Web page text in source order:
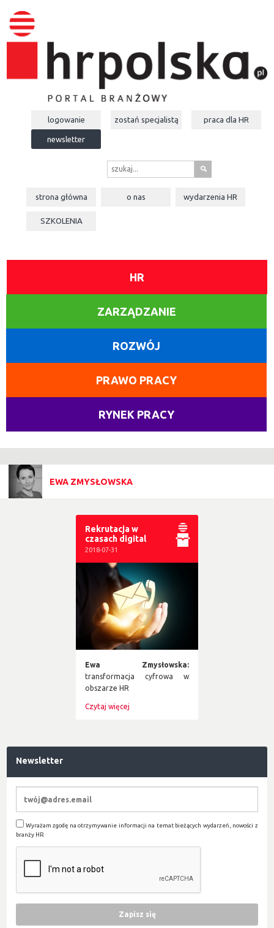
logowanie zostań specjalistą praca dla HR
newsletter
s
strona główna o nas wydarzeniaHR
SZKOLENIA
HR
ZARZĄDZANIE
ROZWÓJ
PRAWO PRACY
RYNEK PRACY
EWA ZMYSŁOWSKA
Rekrutacja w
czasach digital
2018-07-31
Ewa Zmysłowska:
transformacja cyfrowa w
obszarze HR
Czytaj więcej
Newsletter
Wyrażam zgodę na otrzymywanie informacji na temat bieżących wydarzeń, nowości z
branży HR